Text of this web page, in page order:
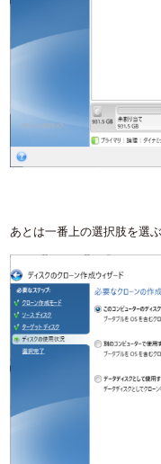
あとは一番上の選択肢を選